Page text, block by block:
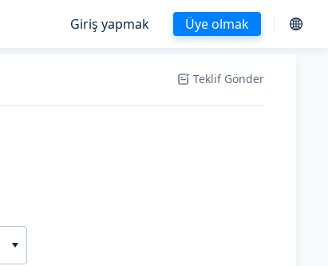
Giriş yapmak Üye olmak
Teklif Gönder